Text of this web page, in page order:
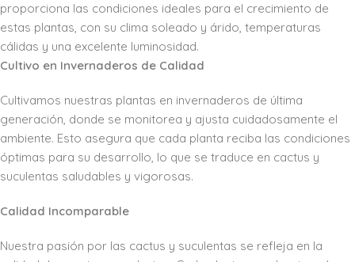
proporciona las condiciones ideales para el crecimiento de
estas plantas, con su clima soleado y árido, temperaturas
cálidas y una excelente luminosidad.
Cultivo en Invernaderos de Calidad
Cultivamos nuestras plantas en invernaderos de última
generación, donde se monitorea y ajusta cuidadosamente el
ambiente. Esto asegura que cada planta reciba las condiciones
óptimas para su desarrollo, lo que se traduce en cactus y
suculentas saludables y vigorosas.
Calidad Incomparable
Nuestra pasión por las cactus y suculentas se refleja en la